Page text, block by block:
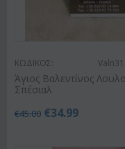
ΚΩΔΙΚΟΣ: Valn31
Άγιος Βαλεντίνος
Σπέσιαλ
€45.00 €34.99